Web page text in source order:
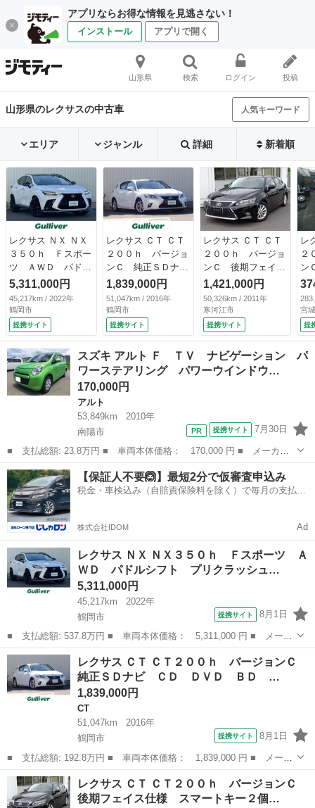
アプリならお得な情報を見逃さない！
インストール アプリで開く
山形県 検索 ログイン 投稿
山形県のレクサスの中古車 人気キーワード
エリア ジャンル 詳細 新着順
レクサス ＮＸ ＮＸ
３５０ｈ Ｆスポー
ツ ＡＷＤ パドル
シフト プリクラッ
シュセーフティ レ
ーントレーシングア
シスト プロアクテ
ィブドライビングア
シスト レーダーク
ルーズコントロー
ル 純正１９ＡＷ
純正メモリナビ Ｅ
ＴＣ２．０ ドラレ
5,311,000円
45,217km / 2022年
鶴岡市
提携サイト
レクサス ＣＴ ＣＴ
２００ｈ バージョ
ンＣ 純正ＳＤナ
ビ ＣＤ ＤＶＤ
ＢＤ ＢＴ フルセ
グ ＭＳＶ ＵＳ
Ｂ ＡＵＸ バック
カメラ クルコン
ト シートヒータ
ー 純正アルミ ド
ラレコ ステアリン
トキー ＥＴＣ
1,839,000円
51,047km / 2016年
鶴岡市
提携サイト
レクサス ＣＴ ＣＴ
２００ｈ バージョ
ンＣ 後期フェイス
仕様 スマートキー
２個 カードキー
純正ナビ フルセグ
ＴＶ Ｂｌｕｅｔｏ
ｏｔｈ Ｂカメラ
ＥＴＣ ＬＥＤフ
ォグ ダンロップ／
シンクロウェザー／
1,421,000円
50,326km / 2011年
寒河江市
提携サイト
レ
２
ン
ド
Ｔ
フ
換
付
宮
提
スズキ アルト Ｆ ＴＶ ナビゲーション パ
ワーステアリング パワーウインドウ…
170,000円
アルト
53,849km
2010年
南陽市
提携サイト 7月30日
■ 支払総額: 23.8万円 ■ 車両本体価格： 170,000 円 ■ メーカー
名： スズキ ■ 車種名： アルト ■ グレード名： Ｆ ＴＶ ナ
ビゲーション パワーステアリング パワーウインドウ マニュアル
エアコン キ...
山形 南陽市 アルト 車両
【保証人不要🙆】最短2分で仮審査申込み
税金・車検込み（自賠責保険料を除く）で毎月の支払額
株式会社IDOM Ad
レクサス ＮＸ ＮＸ３５０ｈ Ｆスポーツ Ａ
ＷＤ パドルシフト プリクラッシュ…
5,311,000円
45,217km
2022年
鶴岡市
提携サイト 8月1日
■ 支払総額: 537.8万円 ■ 車両本体価格： 5,311,000 円 ■ メーカ
ー名： レクサス ■ 車種名： ＮＸ ■ グレード名： ＮＸ３５０
ｈ Ｆスポーツ ＡＷＤ パドルシフト プリクラッシュセーフテ
ィ レーン...
山形 鶴岡市 レクサス
レクサス ＣＴ ＣＴ２００ｈ バージョンＣ
純正ＳＤナビ ＣＤ ＤＶＤ ＢＤ …
1,839,000円
CT
51,047km
2016年
鶴岡市
提携サイト 8月1日
■ 支払総額: 192.8万円 ■ 車両本体価格： 1,839,000 円 ■ メーカ
ー名： レクサス ■ 車種名： ＣＴ ■ グレード名： ＣＴ２００
ｈ バージョンＣ 純正ＳＤナビ ＣＤ ＤＶＤ ＢＤ ＢＴ フル
セグ Ｍ...
山形 鶴岡市 CT
レクサス ＣＴ ＣＴ２００ｈ バージョンＣ
後期フェイス仕様 スマートキー２個…